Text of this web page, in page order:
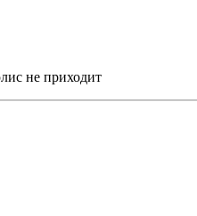
не приходит